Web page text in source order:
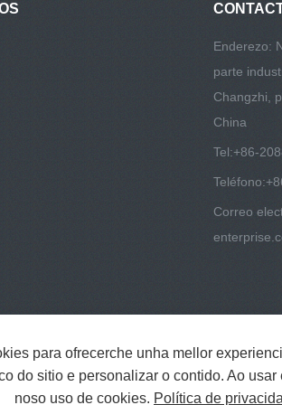
Enderezo:
parte
Changzhi,
China
Tel:+86-
Teléfono:
Correo
para ofrecerche unha mellor
do sitio e personalizar o contido. Ao usar
noso uso de cookies. Política de